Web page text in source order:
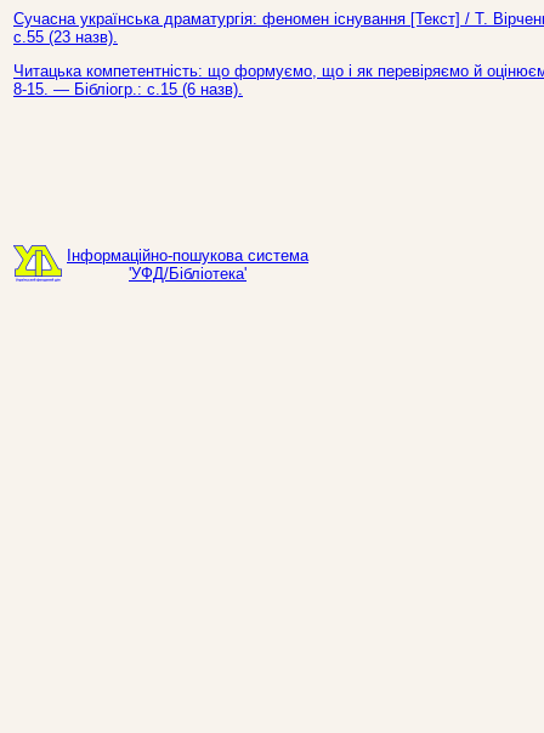
Сучасна українська драматургія: феномен існування [Текст] / Т.
с.55 (23 назв).
Читацька компетентність: що формуємо, що і як перевіряємо й
8-15. — Бібліогр.: с.15 (6 назв).
Інформаційно-пошукова система
'УФД/Бібліотека'